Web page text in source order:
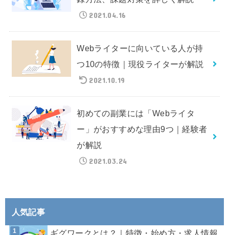
2021.04.16
Webライターに向いている人が持
つ10の特徴｜現役ライターが解説
2021.10.19
初めての副業には「Webライタ
ー」がおすすめな理由9つ｜経験者
が解説
2021.03.24
人気記事
ギグワークとは？｜特徴・始め方・求人情報